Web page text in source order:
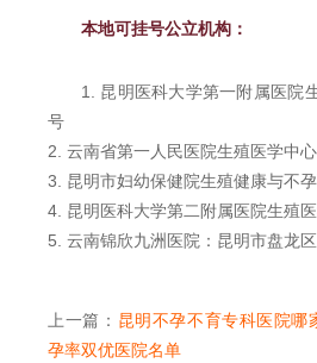
本地可挂号公立机构：
1. 昆明医科大学第一附属医院
号
2. 云南省第一人民医院生殖医学中
3. 昆明市妇幼保健院生殖健康与不
4. 昆明医科大学第二附属医院生殖
5. 云南锦欣九洲医院：昆明市盘龙
上一篇： 昆明不孕不育专科医院哪
孕率双优医院名单